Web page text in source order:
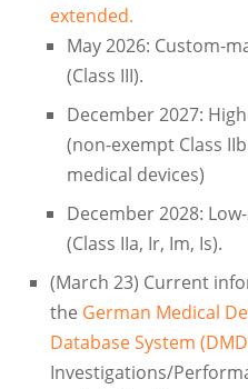
extended.
May 2026: Custom-
(Class III).
December 2027:
(non-exempt Class
medical devices)
December 2028:
(Class IIa, Ir, Im, Is).
(March 23) Current
the German Medical
Database System
Investigations/